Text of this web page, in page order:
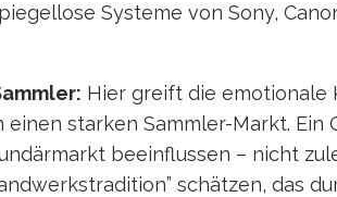
Systeme von Sony,
Hier greift die emotionale
einen starken Sammler-Markt.
beeinflussen – nicht
schätzen, das